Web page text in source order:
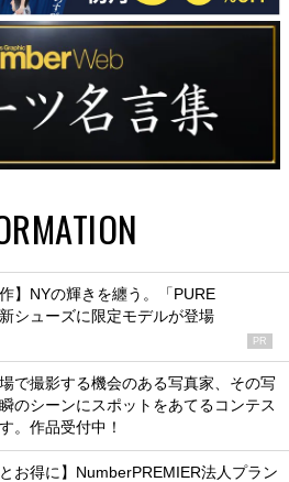
】NYの輝きを纏う。「PURE
シューズに限定モデルが登場
PR
で撮影する機会のある写真家、その写
のシーンにスポットをあてるコンテス
。作品受付中！
とお得に】NumberPREMIER法人プラン